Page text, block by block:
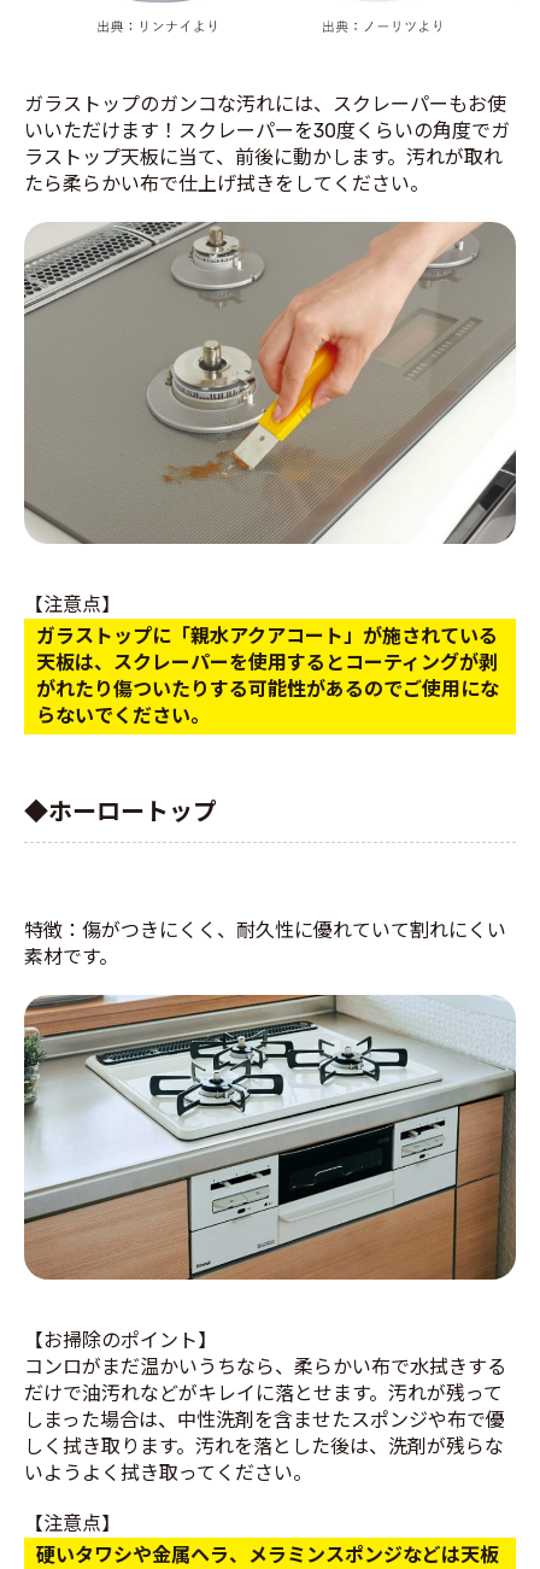
ガラストップのガンコな汚れには、スクレーパーもお使
いいただけます！スクレーパーを30度くらいの角度でガ
ラストップ天板に当て、前後に動かします。汚れが取れ
たら柔らかい布で仕上げ拭きをしてください。
【注意点】
ガラストップに「親水アクアコート」が施されている
天板は、スクレーパーを使用するとコーティングが剥
がれたり傷ついたりする可能性があるのでご使用にな
らないでください。
◆ホーロートップ
特徴：傷がつきにくく、耐久性に優れていて割れにくい
素材です。
【お掃除のポイント】
コンロがまだ温かいうちなら、柔らかい布で水拭きする
だけで油汚れなどがキレイに落とせます。汚れが残って
しまった場合は、中性洗剤を含ませたスポンジや布で優
しく拭き取ります。汚れを落とした後は、洗剤が残らな
いようよく拭き取ってください。
【注意点】
硬いタワシや金属ヘラ、メラミンスポンジなどは天板